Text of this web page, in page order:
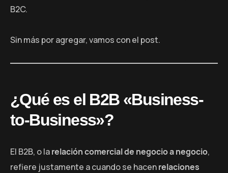
B2C.
Sin más por agregar, vamos con el post.
¿Qué es el B2B «Business-
to-Business»?
El B2B, o larelación comercial de negocio a negocio,
refiere justamente a cuando se hacenrelaciones